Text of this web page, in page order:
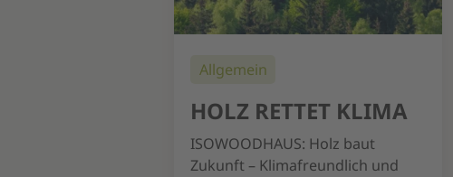
Allgemein
HOLZ RETTET KLIMA
ISOWOODHAUS: Holz baut
Zukunft – Klimafreundlich und